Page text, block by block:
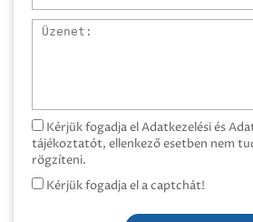
Üzenet
Kérjük fogadja el Adatkezelési és
tájékoztatót, ellenkező esetben nem
rögzíteni.
Kérjük fogadja el a captchát!